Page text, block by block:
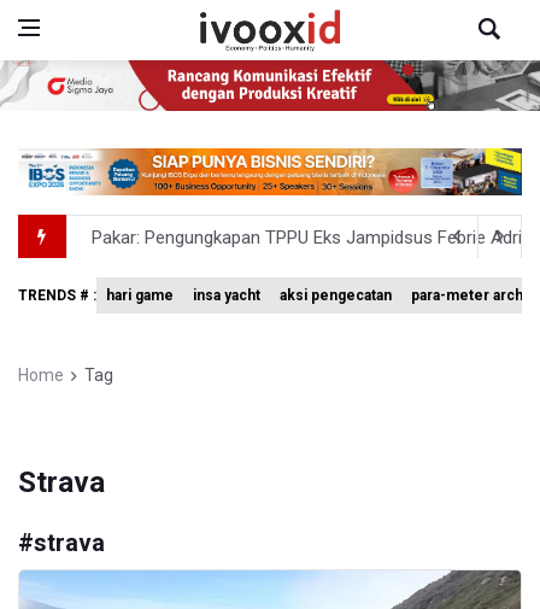
Pakar: Pengungkapan TPPU Eks Jampidsus Febrie
Tim 9 Kejagung Periksa Febrie Adransayah sebagai
BNPB Minta Pemprov Kalimantan Barat Tinjau Kembali
TRENDS # : hari game insa yacht aksi pengecatan para-meter
Home Tag
Strava
#strava